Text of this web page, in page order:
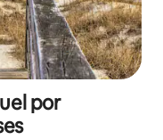
por